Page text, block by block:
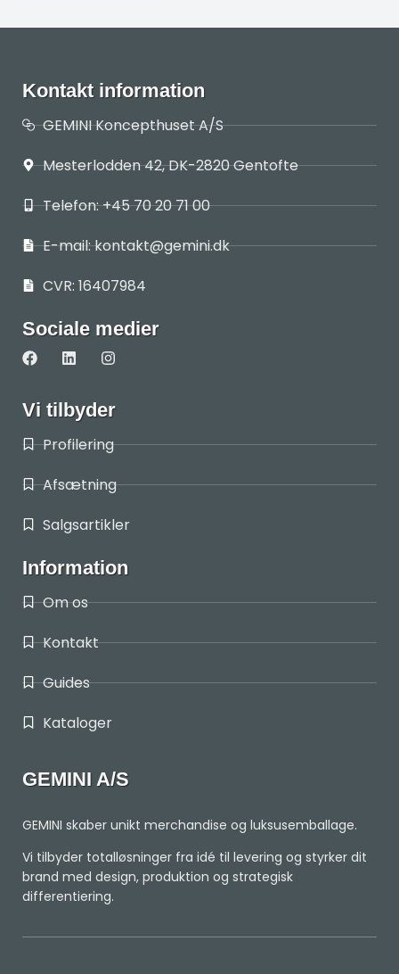
Kontakt information
GEMINI Koncepthuset A/S
Mesterlodden 42, DK-2820 Gentofte
Telefon: +45 70 20 71 00
E-mail: kontakt@gemini.dk
CVR: 16407984
Sociale medier
Vi tilbyder
Profilering
Afsætning
Salgsartikler
Information
Om os
Kontakt
Guides
Kataloger
GEMINI A/S
GEMINI skaber unikt merchandise og luksusemballage.
Vi tilbyder totalløsninger fra idé til levering og styrker dit
brand med design, produktion og strategisk
differentiering.